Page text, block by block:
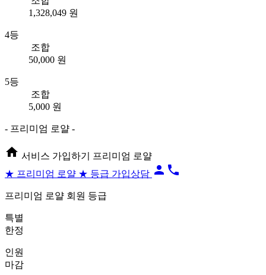
1,328,049 원
4등
조합
50,000 원
5등
조합
5,000 원
- 프리미엄 로얄 -
home 서비스 가입하기
프리미엄 로얄
★ 프리미엄 로얄 ★ 등급 가입상담 person local_phone
프리미엄 로얄 회원 등급
특별
한정
인원
마감